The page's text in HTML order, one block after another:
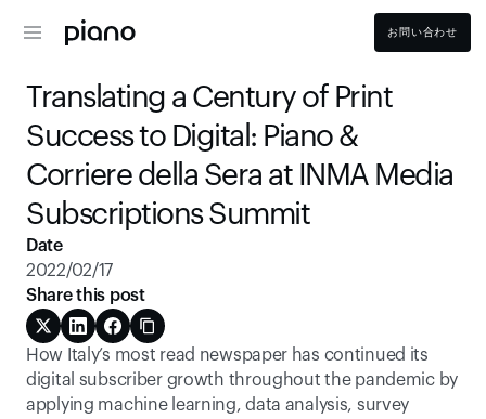
お問い合わせ
Translating a Century of Print
Success to Digital: Piano &
Corriere della Sera at INMA Media
Subscriptions Summit
How Italy’s most read newspaper has continued its
digital subscriber growth throughout the pandemic by
applying machine learning, data analysis, survey
Date
2022/02/17
Share this post